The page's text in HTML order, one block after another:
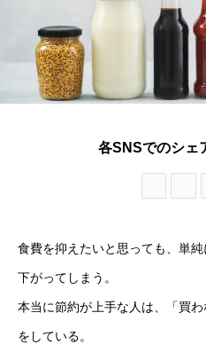
各SNSでのシェ
食費を抑えたいと思っても、単
下がってしまう。
本当に節約が上手な人は、「買
をしている。